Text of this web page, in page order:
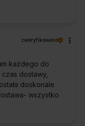
zweryfikowano
każdego do
dostawy,
doskonale
wszystko